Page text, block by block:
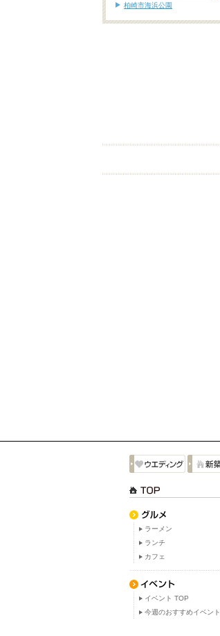
柏崎市海浜公園
ラーメン
ランチ
カフェ
イベント TOP
今週のおすすめイベント